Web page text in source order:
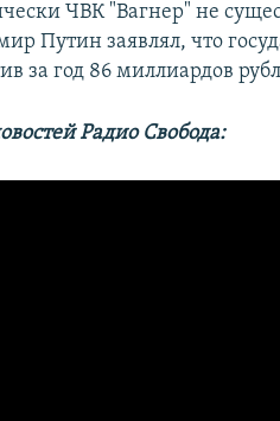
ЧВК "Вагнер" не
Путин заявлял, что
за год 86 миллиардов
Радио Свобода: